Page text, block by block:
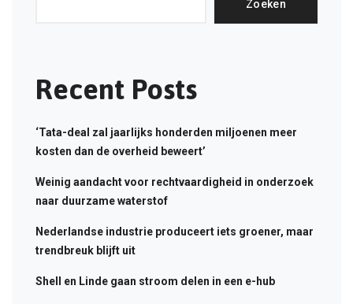
Zoeken
Recent Posts
‘Tata-deal zal jaarlijks honderden miljoenen meer
kosten dan de overheid beweert’
Weinig aandacht voor rechtvaardigheid in onderzoek
naar duurzame waterstof
Nederlandse industrie produceert iets groener, maar
trendbreuk blijft uit
Shell en Linde gaan stroom delen in een e-hub